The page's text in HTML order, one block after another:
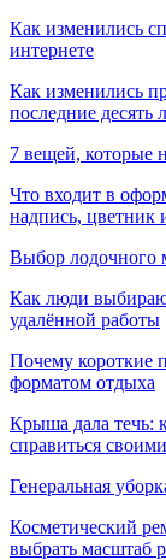
Как изменились
интернете
Как изменились
последние десять
7 вещей, которые
Что входит в
надпись, цветник
Выбор лодочного
Как люди
удалённой работы
Почему короткие
форматом отдыха
Крыша дала течь:
справиться
Генеральная
Косметический
выбрать масштаб